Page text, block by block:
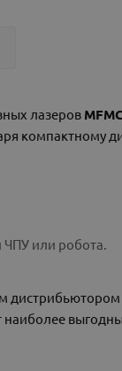
лазеров
компактному
ЧПУ или робота.